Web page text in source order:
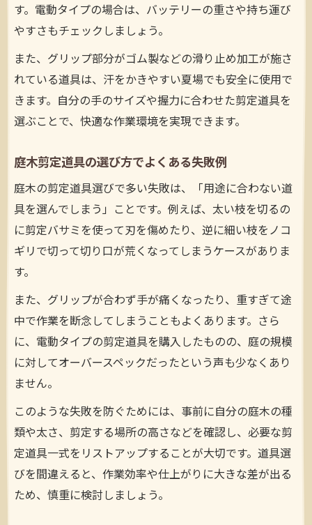
す。電動タイプの場合は、バッテリーの重さや持ち運び
やすさもチェックしましょう。
また、グリップ部分がゴム製などの滑り止め加工が施さ
れている道具は、汗をかきやすい夏場でも安全に使用で
きます。自分の手のサイズや握力に合わせた剪定道具を
選ぶことで、快適な作業環境を実現できます。
庭木剪定道具の選び方でよくある失敗例
庭木の剪定道具選びで多い失敗は、「用途に合わない道
具を選んでしまう」ことです。例えば、太い枝を切るの
に剪定バサミを使って刃を傷めたり、逆に細い枝をノコ
ギリで切って切り口が荒くなってしまうケースがありま
す。
また、グリップが合わず手が痛くなったり、重すぎて途
中で作業を断念してしまうこともよくあります。さら
に、電動タイプの剪定道具を購入したものの、庭の規模
に対してオーバースペックだったという声も少なくあり
ません。
このような失敗を防ぐためには、事前に自分の庭木の種
類や太さ、剪定する場所の高さなどを確認し、必要な剪
定道具一式をリストアップすることが大切です。道具選
びを間違えると、作業効率や仕上がりに大きな差が出る
ため、慎重に検討しましょう。